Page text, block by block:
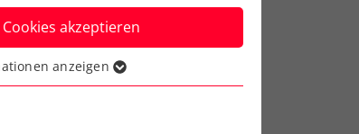
größten
akzeptieren
Funktionen der
dass die Webseite
anzeigen